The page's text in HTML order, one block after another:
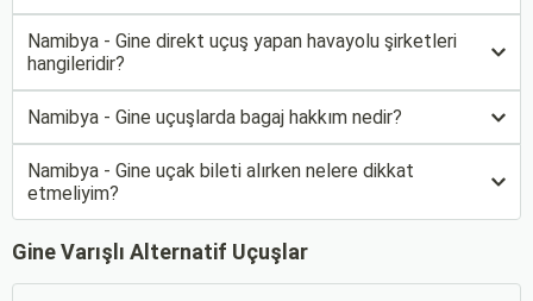
Namibya - Gine direkt uçuş yapan havayolu şirketleri
hangileridir?
Namibya - Gine uçuşlarda bagaj hakkım nedir?
Namibya - Gine uçak bileti alırken nelere dikkat
etmeliyim?
Gine Varışlı Alternatif Uçuşlar